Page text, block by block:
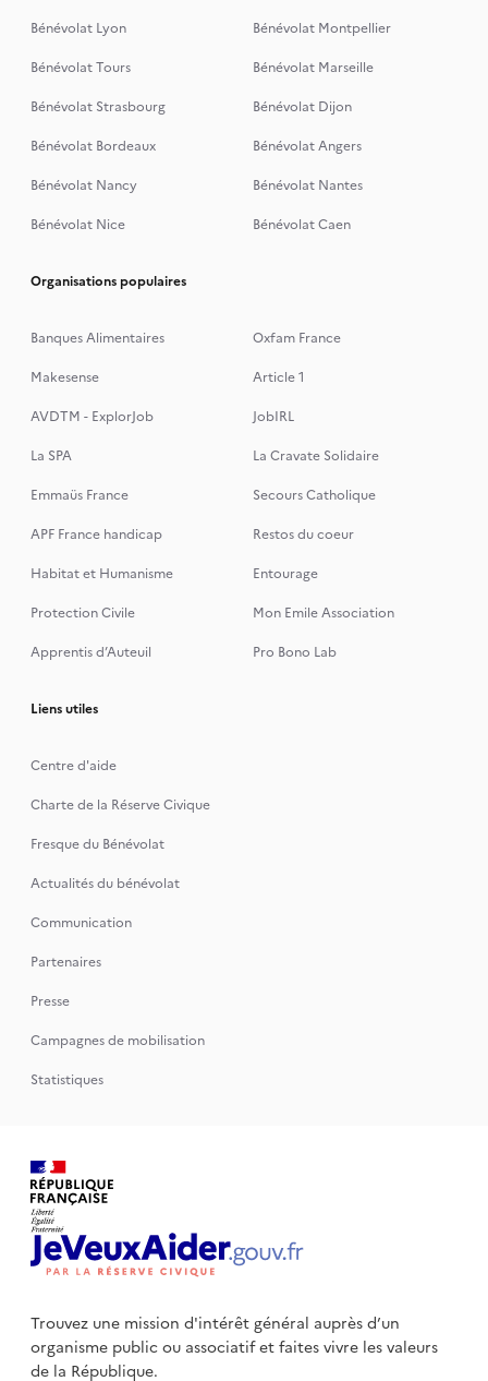
Bénévolat Lyon
Bénévolat Montpellier
Bénévolat Tours
Bénévolat Marseille
Bénévolat Strasbourg
Bénévolat Dijon
Bénévolat Bordeaux
Bénévolat Angers
Bénévolat Nancy
Bénévolat Nantes
Bénévolat Nice
Bénévolat Caen
Organisations populaires
Banques Alimentaires
Oxfam France
Makesense
Article 1
AVDTM - ExplorJob
JobIRL
La SPA
La Cravate Solidaire
Emmaüs France
Secours Catholique
APF France handicap
Restos du coeur
Habitat et Humanisme
Entourage
Protection Civile
Mon Emile Association
Apprentis d’Auteuil
Pro Bono Lab
Liens utiles
Centre d'aide
Charte de la Réserve Civique
Fresque du Bénévolat
Actualités du bénévolat
Communication
Partenaires
Presse
Campagnes de mobilisation
Statistiques
Trouvez une mission d'intérêt général auprès d’un
organisme publicou associatif et faites vivre les valeurs
de la République.